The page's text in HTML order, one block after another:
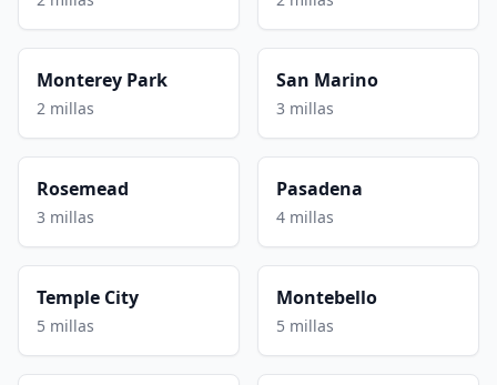
Monterey Park
2 millas
San Marino
3 millas
Rosemead
3 millas
Pasadena
4 millas
Temple City
5 millas
Montebello
5 millas